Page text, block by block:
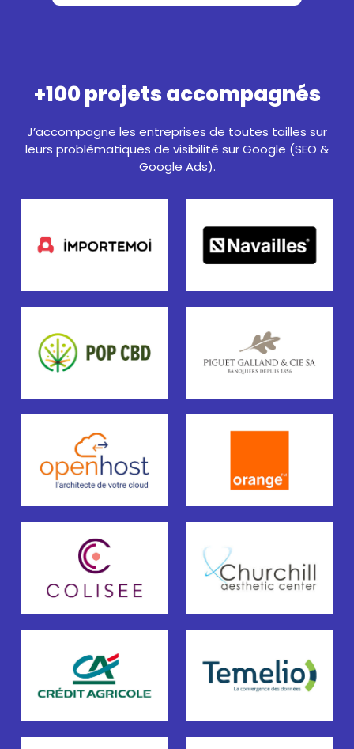
+100 projets accompagnés
J’accompagne les entreprises de toutes tailles sur
leurs problématiques de visibilité sur Google (SEO &
Google Ads).